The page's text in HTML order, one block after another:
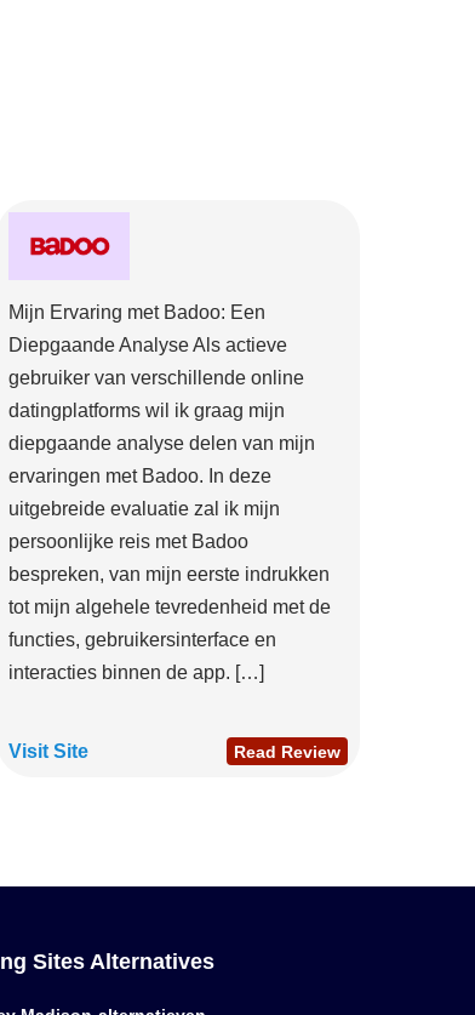
Mijn Ervaring met Badoo: Een
Diepgaande Analyse Als actieve
gebruiker van verschillende online
datingplatforms wil ik graag mijn
diepgaande analyse delen van mijn
ervaringen met Badoo. In deze
uitgebreide evaluatie zal ik mijn
persoonlijke reis met Badoo
bespreken, van mijn eerste indrukken
tot mijn algehele tevredenheid met de
functies, gebruikersinterface en
interacties binnen de app. […]
Visit Site Read Review
Sites Alternatives